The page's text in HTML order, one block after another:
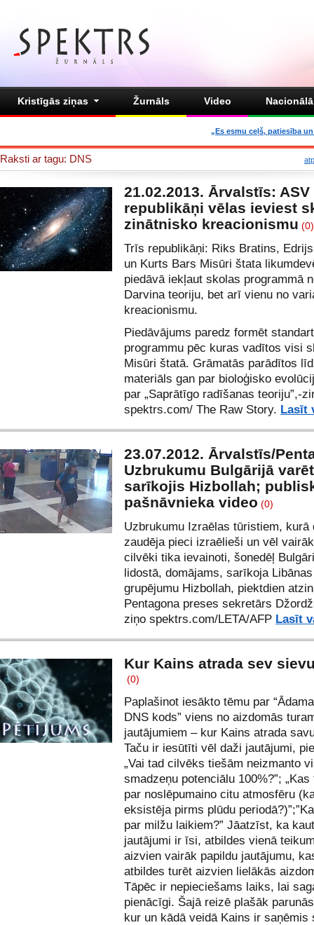
Kristīgās ziņas Žurnāls Video
„Es esmu ceļš, patiesība
Raksti ar tagu: DNS
21.02.2013. Ārvalstīs: ASV
republikāņi vēlas ieviest
zinātnisko kreacionismu (0)
Trīs republikāņi: Riks Bratins,
un Kurts Bars Misūri štata
piedāvā iekļaut skolas programmā
Darvina teoriju, bet arī vienu no
kreacionismu.
Piedāvājums paredz formēt
programmu pēc kuras vadītos visi
Misūri štatā. Grāmatās parādītos
materiāls gan par bioloģisko
par „Saprātīgo radīšanas teoriju”,-
spektrs.com/ The Raw Story. Lasīt
23.07.2012. Ārvalstīs/
Uzbrukumu Bulgārijā
sarīkojis Hizbollah;
pašnāvnieka video (0)
Uzbrukumu Izraēlas tūristiem, kurā
zaudēja pieci izraēlieši un vēl
cilvēki tika ievainoti, šonedēļ
lidostā, domājams, sarīkoja
grupējumu Hizbollah, piektdien
Pentagona preses sekretārs
ziņo spektrs.com/LETA/AFP Lasīt
Kur Kains atrada sev
(0)
Paplašinot iesākto tēmu par “
DNS kods” viens no aizdomās
jautājumiem – kur Kains atrada
Taču ir iesūtīti vēl daži jautājumi,
„Vai tad cilvēks tiešām neizmanto
smadzeņu potenciālu 100%?”; „Kas
par noslēpumaino citu atmosfēru
eksistēja pirms plūdu
par milžu laikiem?” Jāatzīst, ka
jautājumi ir īsi, atbildes vienā
aizvien vairāk papildu jautājumu,
atbildes turēt aizvien lielākās
Tāpēc ir nepieciešams laiks, lai
pienācīgi. Šajā reizē plašāk
kur un kādā veidā Kains ir saņēmis